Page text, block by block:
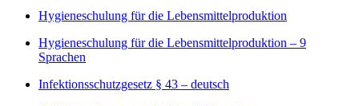
Hygieneschulung für die Lebensmittelproduktion
Hygieneschulung für die Lebensmittelproduktion – 9
Sprachen
Infektionsschutzgesetz § 43 – deutsch